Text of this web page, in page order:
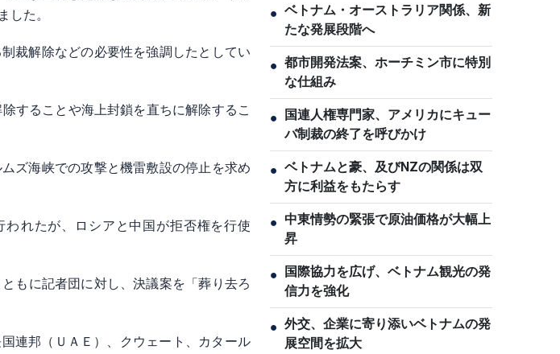
した。
裁解除などの必要性を強調したとしてい
することや海上封鎖を直ちに解除するこ
ズ海峡での攻撃と機雷敷設の停止を求め
れたが、ロシアと中国が拒否権を行使
もに記者団に対し、決議案を「葬り去ろ
連邦（ＵＡＥ）、クウェー​ト、カタ​ール
● ベトナム・オーストラリア関係、新
たな発展段階へ
● 都市開発法案、ホーチミン市に特別
な仕組み
●
国連人権専門家、アメリカにキュー
バ制裁の終了を呼びかけ
● ベトナムと豪、及びNZの関係は双
方に利益をもたらす
● 中東情勢の緊張で原油価格が大幅上
昇
●
国際協力を広げ、ベトナム観光の発
信力を強化
● 外交、企業に寄り添いベトナムの発
展空間を拡大